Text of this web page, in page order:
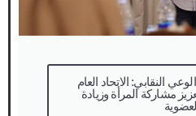
النقابي: الاتحاد العام
مشاركة المرأة وزيادة